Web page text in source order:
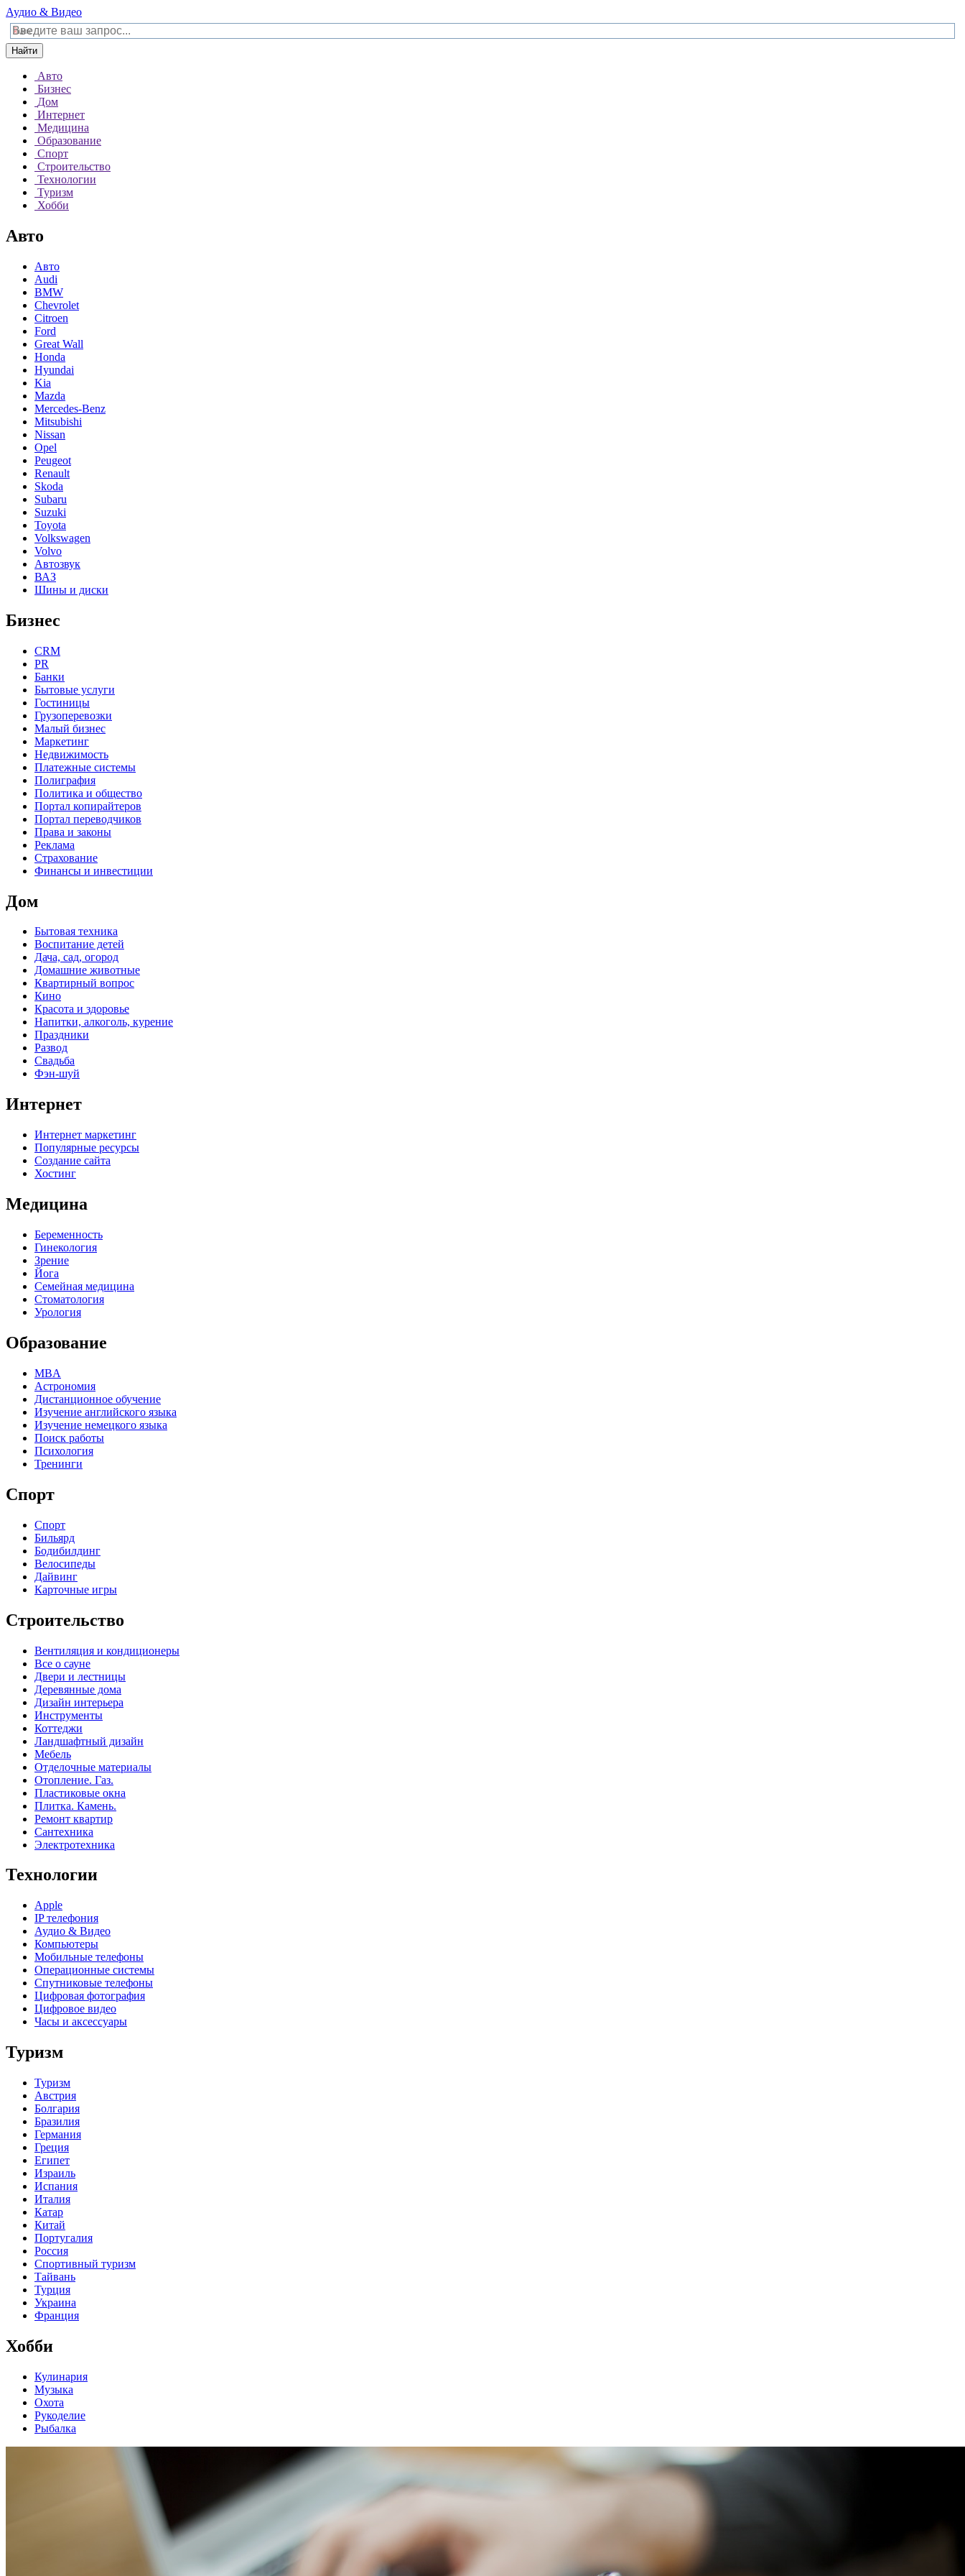
Аудио & Видео
Найти
Авто
Бизнес
Дом
Интернет
Медицина
Образование
Спорт
Строительство
Технологии
Туризм
Хобби
Авто
Авто
Audi
BMW
Chevrolet
Citroen
Ford
Great Wall
Honda
Hyundai
Kia
Mazda
Mercedes-Benz
Mitsubishi
Nissan
Opel
Peugeot
Renault
Skoda
Subaru
Suzuki
Toyota
Volkswagen
Volvo
Автозвук
ВАЗ
Шины и диски
Бизнес
CRM
PR
Банки
Бытовые услуги
Гостиницы
Грузоперевозки
Малый бизнес
Маркетинг
Недвижимость
Платежные системы
Полиграфия
Политика и общество
Портал копирайтеров
Портал переводчиков
Права и законы
Реклама
Страхование
Финансы и инвестиции
Дом
Бытовая техника
Воспитание детей
Дача, сад, огород
Домашние животные
Квартирный вопрос
Кино
Красота и здоровье
Напитки, алкоголь, курение
Праздники
Развод
Свадьба
Фэн-шуй
Интернет
Интернет маркетинг
Популярные ресурсы
Создание сайта
Хостинг
Медицина
Беременность
Гинекология
Зрение
Йога
Семейная медицина
Стоматология
Урология
Образование
MBA
Астрономия
Дистанционное обучение
Изучение английского языка
Изучение немецкого языка
Поиск работы
Психология
Тренинги
Спорт
Спорт
Бильярд
Бодибилдинг
Велосипеды
Дайвинг
Карточные игры
Строительство
Вентиляция и кондиционеры
Все о сауне
Двери и лестницы
Деревянные дома
Дизайн интерьера
Инструменты
Коттеджи
Ландшафтный дизайн
Мебель
Отделочные материалы
Отопление. Газ.
Пластиковые окна
Плитка. Камень.
Ремонт квартир
Сантехника
Электротехника
Технологии
Apple
IP телефония
Аудио & Видео
Компьютеры
Мобильные телефоны
Операционные системы
Спутниковые телефоны
Цифровая фотография
Цифровое видео
Часы и аксессуары
Туризм
Туризм
Австрия
Болгария
Бразилия
Германия
Греция
Египет
Израиль
Испания
Италия
Катар
Китай
Португалия
Россия
Спортивный туризм
Тайвань
Турция
Украина
Франция
Хобби
Кулинария
Музыка
Охота
Рукоделие
Рыбалка